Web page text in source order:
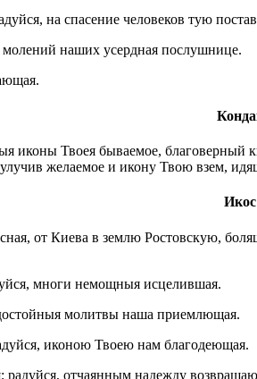
на спасение человеков тую
молений наших усердная послушнице.
иконы Твоея бываемое,
желаемое и икону Твою взем,
от Киева в землю Ростовскую,
многи немощныя исцелившая.
молитвы наша приемлющая.
иконою Твоею нам благодеющая.
отчаянным надежду